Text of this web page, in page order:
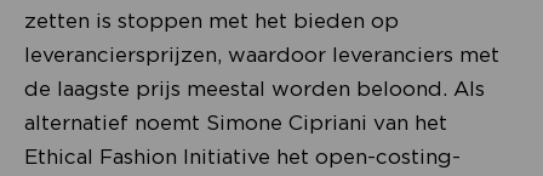
zetten is stoppen met het bieden op
leveranciersprijzen, waardoor leveranciers met
de laagste prijs meestal worden beloond. Als
alternatief noemt Simone Cipriani van het
Ethical Fashion Initiative het open-costing-